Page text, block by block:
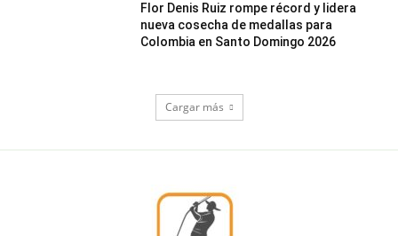
Flor Denis Ruiz rompe récord y lidera
nueva cosecha de medallas para
Colombia en Santo Domingo 2026
Cargar más